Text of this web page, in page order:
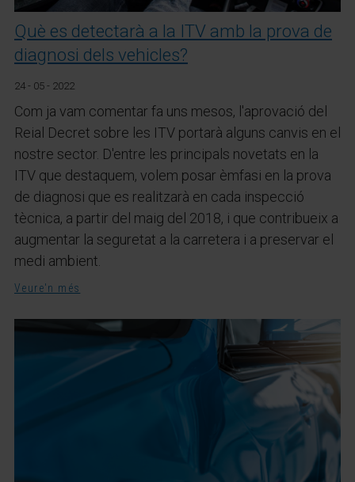
Què es detectarà a la ITV amb la prova de
diagnosi dels vehicles?
24 - 05 - 2022
Com ja vam comentar fa uns mesos, l'aprovació del
Reial Decret sobre les ITV portarà alguns canvis en el
nostre sector. D'entre les principals novetats en la
ITV que destaquem, volem posar èmfasi en la prova
de diagnosi que es realitzarà en cada inspecció
tècnica, a partir del maig del 2018, i que contribueix a
augmentar la seguretat a la carretera i a preservar el
medi ambient.
Veure'n més